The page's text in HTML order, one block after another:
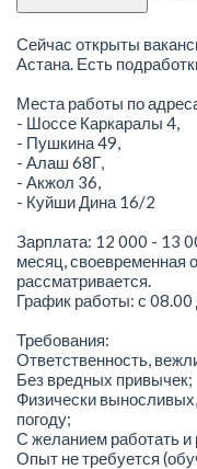
Сейчас открыты
Астана. Есть
Места работы по
- Шоссе Каркаралы 4,
- Пушкина 49,
- Алаш 68Г,
- Акжол 36,
- Куйши Дина 16/2
Зарплата: 12 000 - 13
месяц, своевременная
рассматривается.
График работы: с
Требования:
Ответственность,
Без вредных привычек;
Физически
погоду;
С желанием работать и
Опыт не требуется